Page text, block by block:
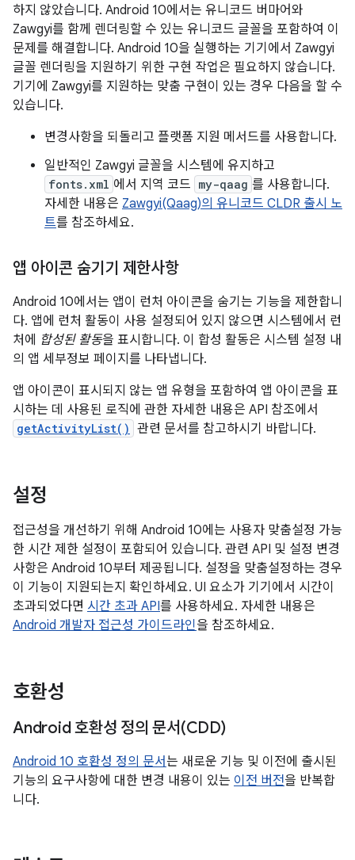
하지 않았습니다. Android 10에서는 유니코드 버마어와
Zawgyi를 함께 렌더링할 수 있는 유니코드 글꼴을 포함하여 이
문제를 해결합니다. Android 10을 실행하는 기기에서 Zawgyi
글꼴 렌더링을 지원하기 위한 구현 작업은 필요하지 않습니다.
기기에 Zawgyi를 지원하는 맞춤 구현이 있는 경우 다음을 할 수
있습니다.
변경사항을 되돌리고 플랫폼 지원 메서드를 사용합니다.
일반적인 Zawgyi 글꼴을 시스템에 유지하고
fonts.xml 에서 지역 코드 my-qaag 를 사용합니다.
자세한 내용은 Zawgyi(Qaag)의 유니코드 CLDR 출시 노
트를 참조하세요.
앱 아이콘 숨기기 제한사항
Android 10에서는 앱이 런처 아이콘을 숨기는 기능을 제한합니
다. 앱에 런처 활동이 사용 설정되어 있지 않으면 시스템에서 런
처에 합성된 활동을 표시합니다. 이 합성 활동은 시스템 설정 내
의 앱 세부정보 페이지를 나타냅니다.
앱 아이콘이 표시되지 않는 앱 유형을 포함하여 앱 아이콘을 표
시하는 데 사용된 로직에 관한 자세한 내용은 API 참조에서
getActivityList() 관련 문서를 참고하시기 바랍니다.
설정
접근성을 개선하기 위해 Android 10에는 사용자 맞춤설정 가능
한 시간 제한 설정이 포함되어 있습니다. 관련 API 및 설정 변경
사항은 Android 10부터 제공됩니다. 설정을 맞춤설정하는 경우
이 기능이 지원되는지 확인하세요. UI 요소가 기기에서 시간이
초과되었다면 시간 초과 API를 사용하세요. 자세한 내용은
Android 개발자 접근성 가이드라인을 참조하세요.
호환성
Android 호환성 정의 문서(CDD)
Android 10 호환성 정의 문서는 새로운 기능 및 이전에 출시된
기능의 요구사항에 대한 변경 내용이 있는 이전 버전을 반복합
니다.